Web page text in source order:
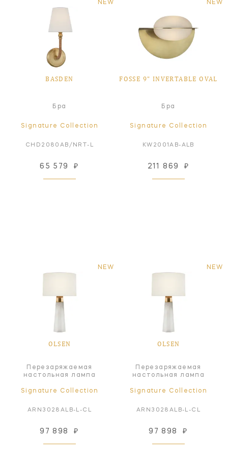
NEW
BASDEN
Бра
Signature Collection
CHD2080AB/NRT-L
65 579 ₽
NEW
FOSSE 9" INVERTABLE OVAL
Бра
Signature Collection
KW2001AB-ALB
211 869 ₽
NEW
OLSEN
Перезаряжаемая
настольная лампа
Signature Collection
ARN3028ALB-L-CL
97 898 ₽
NEW
OLSEN
Перезаряжаемая
настольная лампа
Signature Collection
ARN3028ALB-L-CL
97 898 ₽